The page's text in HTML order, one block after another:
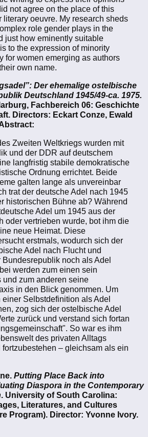
not agree on the place of this
literary oeuvre. My research sheds
role gender plays in the
just how eminently suitable
to the expression of minority
for women emerging as authors
own name.
Der ehemalige ostelbische
Deutschland 1945/49-ca. 1975.
Fachbereich 06: Geschichte
Directors: Eckart Conze, Ewald
Zweiten Weltkriegs wurden mit
und der DDR auf deutschem
langfristig stabile demokratische
Ordnung errichtet. Beide
galten lange als unvereinbar
trat der deutsche Adel nach 1945
historischen Bühne ab? Während
Adel um 1945 aus der
oder vertrieben wurde, bot ihm die
neue Heimat. Diese
erstmals, wodurch sich der
Adel nach Flucht und
Bundesrepublik noch als Adel
werden zum einen sein
und zum anderen seine
in den Blick genommen. Um
Selbstdefinition als Adel
zog sich der ostelbische Adel
zurück und verstand sich fortan
So war es ihm
des privaten Alltags
– gleichsam als ein
Putting Place Back into
Diaspora in the Contemporary
. University of South Carolina:
Literatures, and Cultures
Program). Director: Yvonne Ivory.